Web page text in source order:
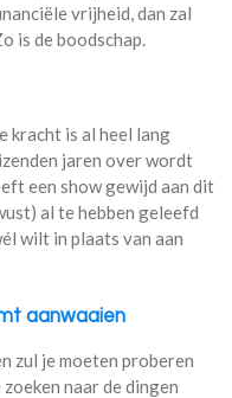
vrijheid, dan zal
is de boodschap.
kracht is al heel lang
jaren over wordt
een show gewijd aan dit
al te hebben geleefd
wilt in plaats van aan
aanwaaien
zul je moeten proberen
naar de dingen